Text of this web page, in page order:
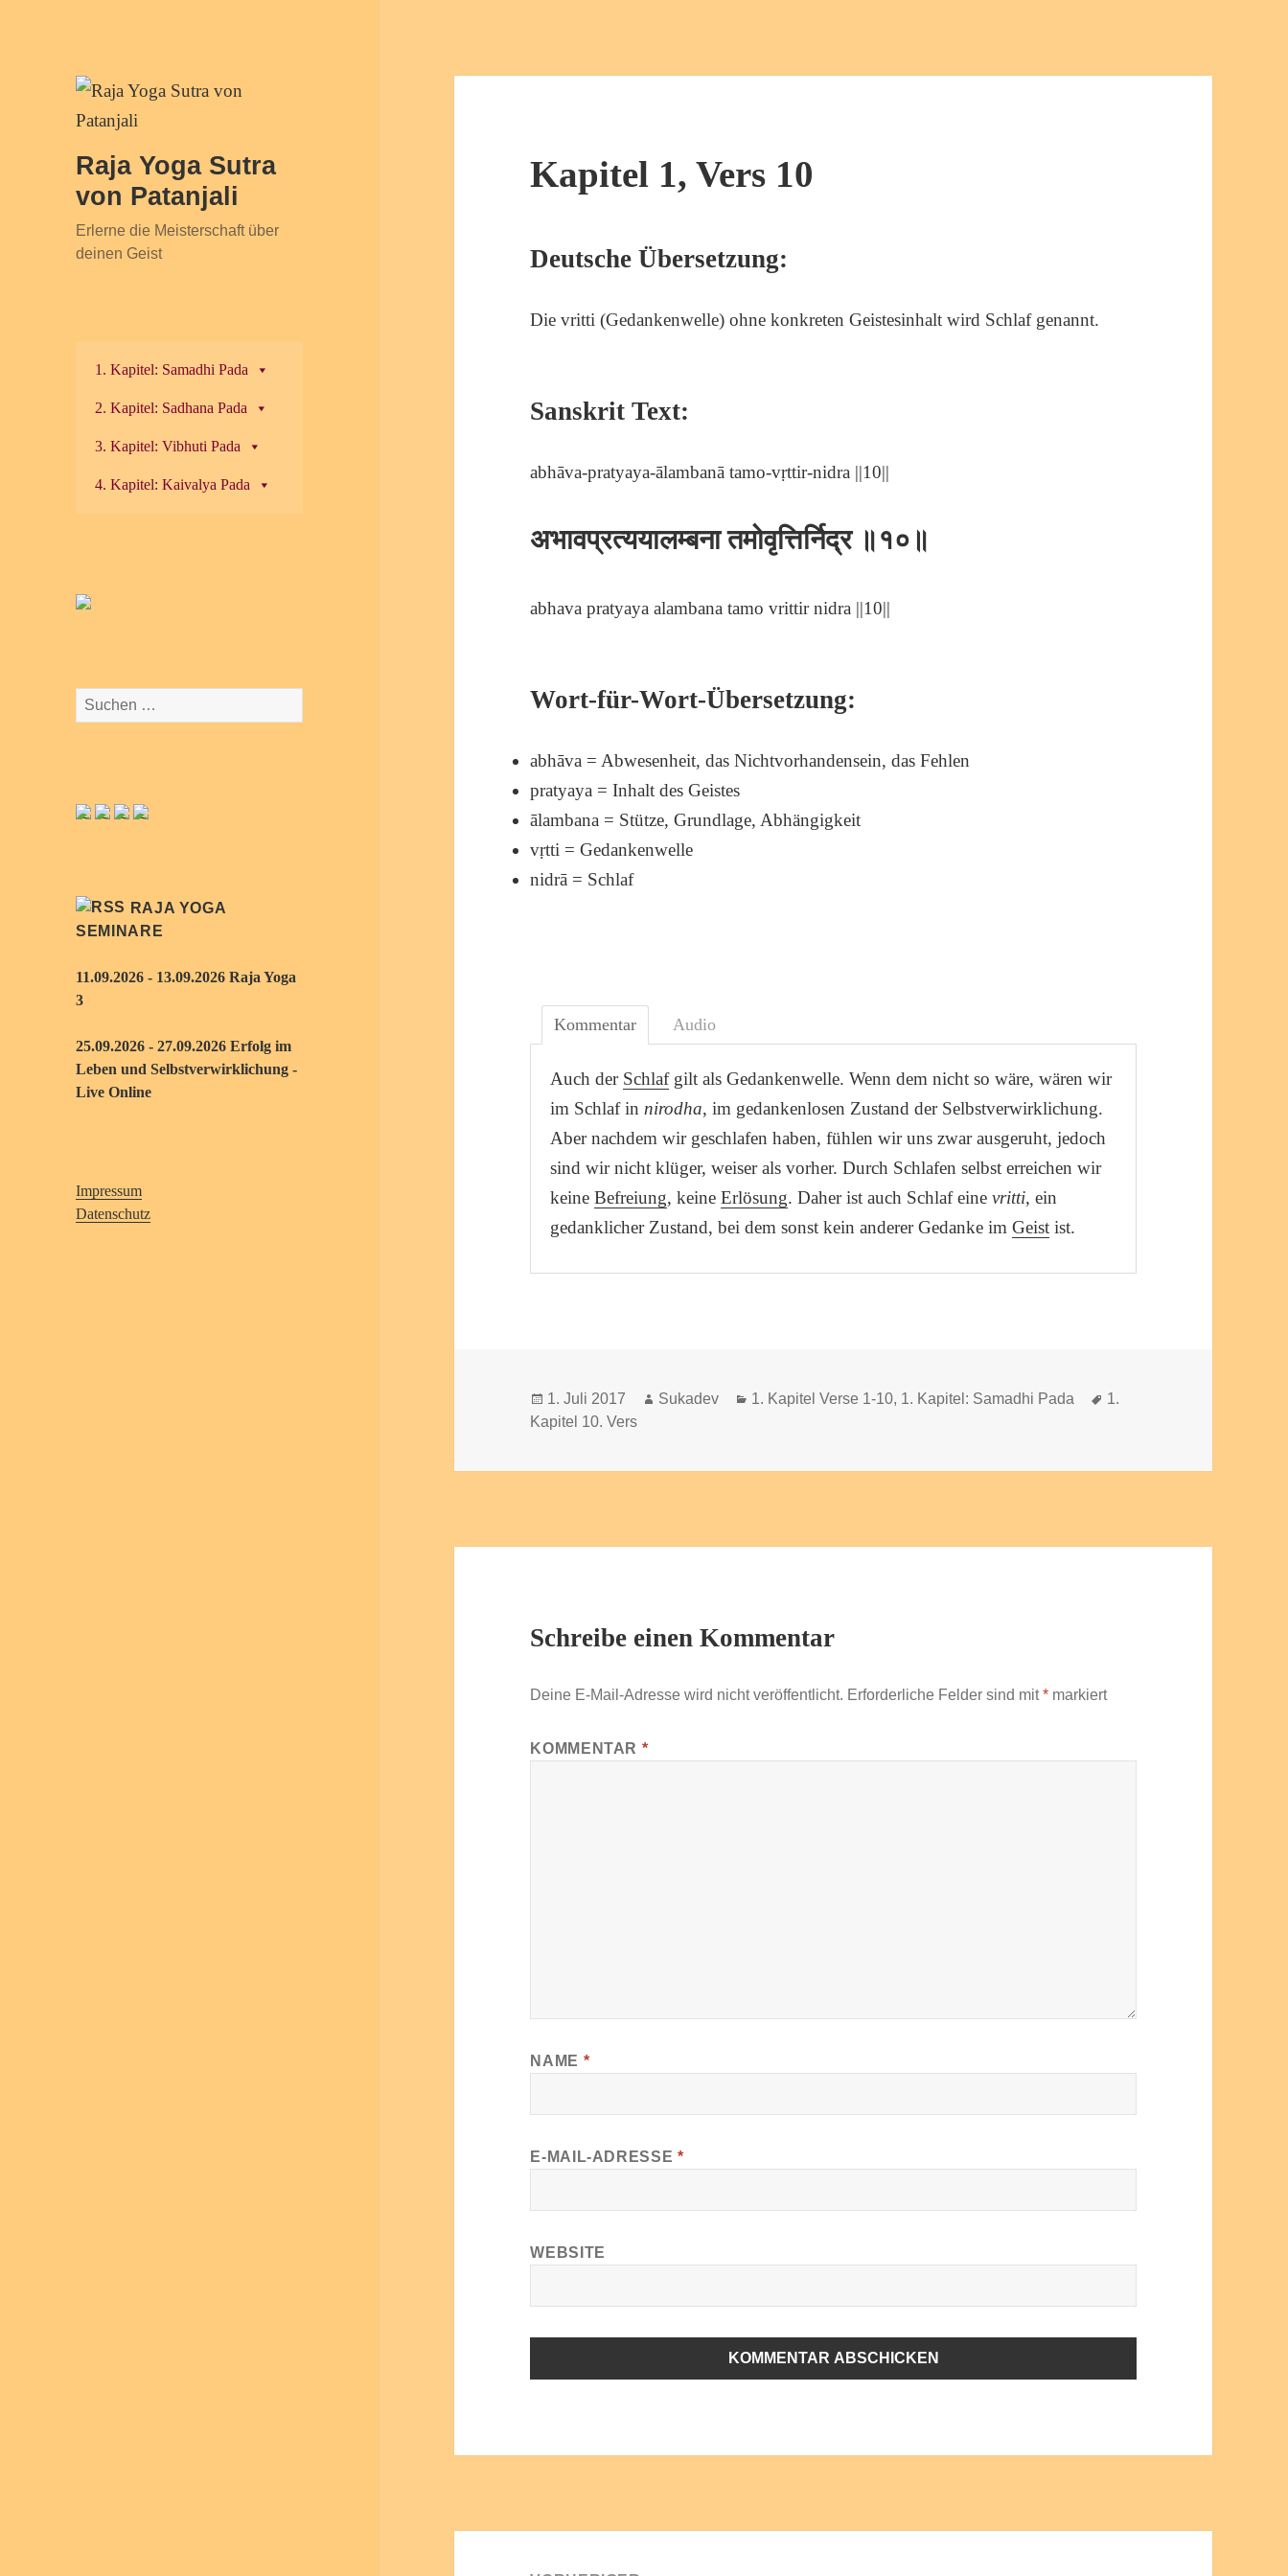
Raja Yoga Sutra
von Patanjali
Erlerne die Meisterschaft über
deinen Geist
1. Kapitel: Samadhi Pada
2. Kapitel: Sadhana Pada
3. Kapitel: Vibhuti Pada
4. Kapitel: Kaivalya Pada
Suchen
nach:
RAJA YOGA
SEMINARE
11.09.2026 - 13.09.2026 Raja Yoga
3
25.09.2026 - 27.09.2026 Erfolg im
Leben und Selbstverwirklichung -
Live Online
Impressum
Datenschutz
Kapitel 1, Vers 10
Deutsche Übersetzung:
Die vritti (Gedankenwelle) ohne konkreten Geistesinhalt wird Schlaf genannt.
Sanskrit Text:
abhāva-pratyaya-ālambanā tamo-vṛttir-nidra ||10||
अभावप्रत्ययालम्बना तमोवृत्तिर्निद्र ॥१०॥
abhava pratyaya alambana tamo vrittir nidra ||10||
Wort-für-Wort-Übersetzung:
abhāva = Abwesenheit, das Nichtvorhandensein, das Fehlen
pratyaya = Inhalt des Geistes
ālambana = Stütze, Grundlage, Abhängigkeit
vṛtti = Gedankenwelle
nidrā = Schlaf
Kommentar Audio
Auch der Schlafgilt als Gedankenwelle. Wenn dem nicht so wäre, wären wir
im Schlaf in nirodha, im gedankenlosen Zustand der Selbstverwirklichung.
Aber nachdem wir geschlafen haben, fühlen wir uns zwar ausgeruht, jedoch
sind wir nicht klüger, weiser als vorher. Durch Schlafen selbst erreichen wir
keineBefreiung, keineErlösung. Daher ist auch Schlaf einevritti, ein
gedanklicher Zustand, bei dem sonst kein anderer Gedanke imGeist ist.
Veröffentlicht
am
1. Juli 2017 Autor
Sukadev Kategorien
1. Kapitel Verse 1-10, 1. Kapitel: Samadhi Pada Schlagwörter
1.
Kapitel 10. Vers
Schreibe einen Kommentar
Deine E-Mail-Adresse wird nicht veröffentlicht. Erforderliche Felder sind mit* markiert
KOMMENTAR *
NAME *
E-MAIL-ADRESSE *
WEBSITE